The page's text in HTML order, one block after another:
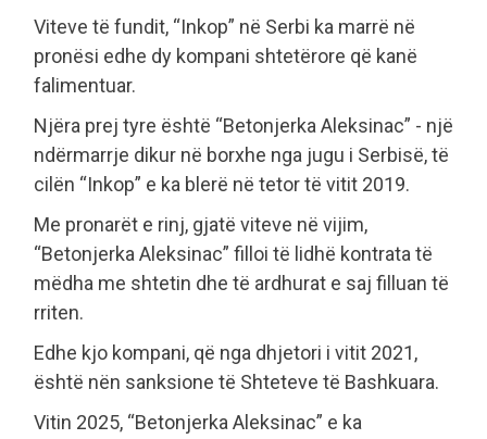
Viteve të fundit, “Inkop” në Serbi ka marrë në
pronësi edhe dy kompani shtetërore që kanë
falimentuar.
Njëra prej tyre është “Betonjerka Aleksinac” - një
ndërmarrje dikur në borxhe nga jugu i Serbisë, të
cilën “Inkop” e ka blerë në tetor të vitit 2019.
Me pronarët e rinj, gjatë viteve në vijim,
“Betonjerka Aleksinac” filloi të lidhë kontrata të
mëdha me shtetin dhe të ardhurat e saj filluan të
rriten.
Edhe kjo kompani, që nga dhjetori i vitit 2021,
është nën sanksione të Shteteve të Bashkuara.
Vitin 2025, “Betonjerka Aleksinac” e ka